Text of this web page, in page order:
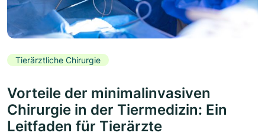
Tierärztliche Chirurgie
Vorteile der minimalinvasiven
Chirurgie in der Tiermedizin: Ein
Leitfaden für Tierärzte